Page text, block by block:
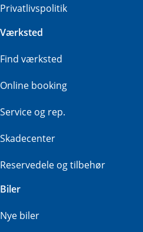
Privatlivspolitik
Værksted
Find værksted
Online booking
Service og rep.
Skadecenter
Reservedele og tilbehør
Biler
Nye biler